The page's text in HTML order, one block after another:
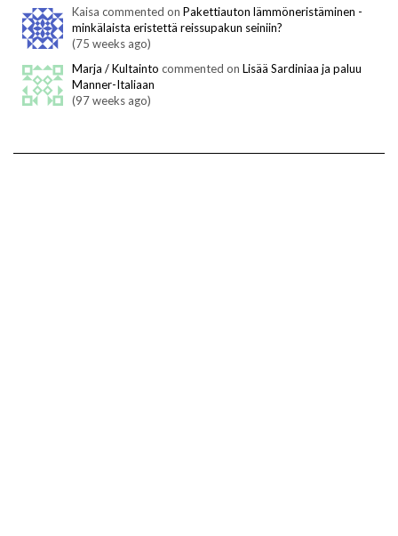
Kaisa commented on Pakettiauton lämmöneristäminen -
minkälaista eristettä reissupakun seiniin?
(75 weeks ago)
Marja / Kultainto commented on Lisää Sardiniaa ja paluu
Manner-Italiaan
(97 weeks ago)